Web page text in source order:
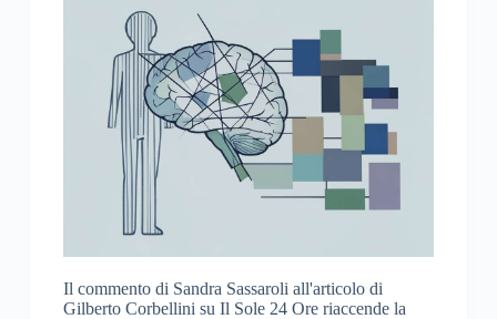
Il commento di Sandra Sassaroli all'articolo di
Gilberto Corbellini su Il Sole 24 Ore riaccende la